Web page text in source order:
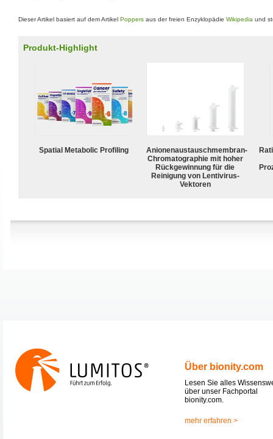
Dieser Artikel basiert auf dem Artikel Poppers aus der freien Enzyklopädie Wikipedia und
Produkt-Highlight
Spatial Metabolic Profiling
Anionenaustauschmembran-
Chromatographie mit hoher
Rückgewinnung für die
Reinigung von Lentivirus-
Vektoren
Über bionity.com
Lesen Sie alles
über unser Fachportal
bionity.com.
mehr erfahren >